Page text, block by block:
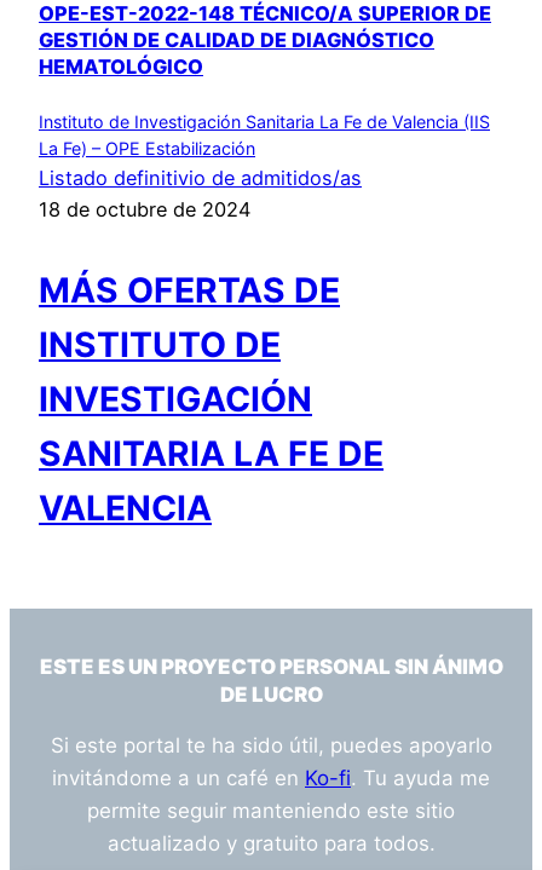
OPE-EST-2022-148 TÉCNICO/A SUPERIOR DE
GESTIÓN DE CALIDAD DE DIAGNÓSTICO
HEMATOLÓGICO
Instituto de Investigación Sanitaria La Fe de Valencia (IIS
La Fe) – OPE Estabilización
Listado definitivio de admitidos/as
18 de octubre de 2024
MÁS OFERTAS DE
INSTITUTO DE
INVESTIGACIÓN
SANITARIA LA FE DE
VALENCIA
ESTE ES UN PROYECTO PERSONAL SIN ÁNIMO
DE LUCRO
Si este portal te ha sido útil, puedes apoyarlo
invitándome a un café en Ko-fi. Tu ayuda me
permite seguir manteniendo este sitio
actualizado y gratuito para todos.